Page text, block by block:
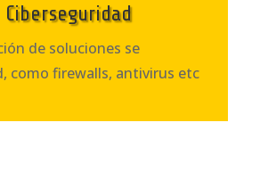
Ciberseguridad
de soluciones se
como firewalls, antivirus etc